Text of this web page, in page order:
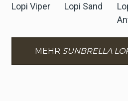
Lopi Viper
Lopi Sand
MEHR SUNBRELLA